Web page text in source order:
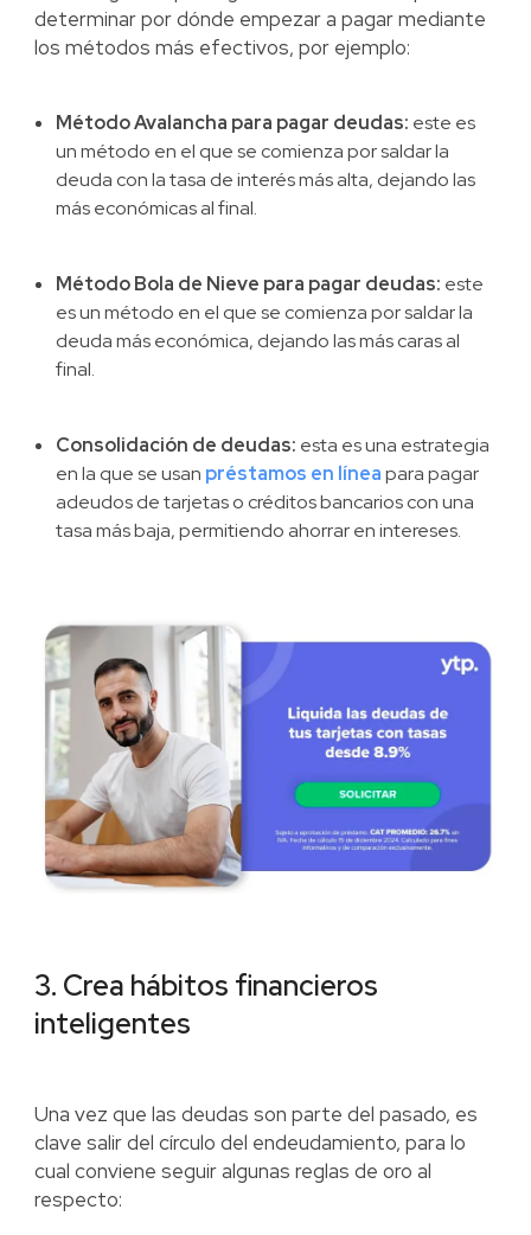
determinar por dónde empezar a pagar mediante
los métodos más efectivos, por ejemplo:
Método Avalancha para pagar deudas: este es
un método en el que se comienza por saldar la
deuda con la tasa de interés más alta, dejando las
más económicas al final.
Método Bola de Nieve para pagar deudas: este
es un método en el que se comienza por saldar la
deuda más económica, dejando las más caras al
final.
Consolidación de deudas: esta es una estrategia
en la que se usan préstamos en líneapara pagar
adeudos de tarjetas o créditos bancarios con una
tasa más baja, permitiendo ahorrar en intereses.
3. Crea hábitos financieros
inteligentes
Una vez que las deudas son parte del pasado, es
clave salir del círculo del endeudamiento, para lo
cual conviene seguir algunas reglas de oro al
respecto: